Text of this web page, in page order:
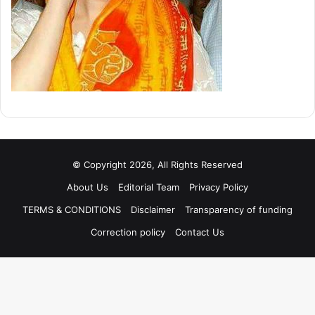
© Copyright 2026, All Rights Reserved
About Us
Editorial Team
Privacy Policy
TERMS & CONDITIONS
Disclaimer
Transparency of funding
Correction policy
Contact Us